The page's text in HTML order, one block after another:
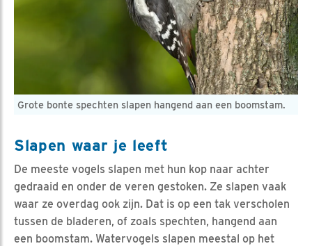
Grote bonte spechten slapen hangend aan een boomstam.
Slapen waar je leeft
De meeste vogels slapen met hun kop naar achter
gedraaid en onder de veren gestoken. Ze slapen vaak
waar ze overdag ook zijn. Dat is op een tak verscholen
tussen de bladeren, of zoals spechten, hangend aan
een boomstam. Watervogels slapen meestal op het